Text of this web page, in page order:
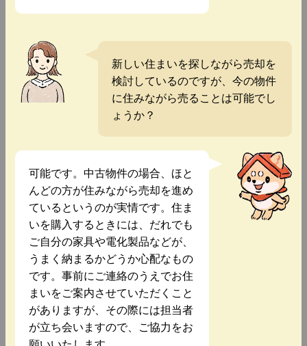
新しい住まいを探しながら売却を
検討しているのですが、今の物件
に住みながら売ることは可能でし
ょうか？
可能です。中古物件の場合、ほと
んどの方が住みながら売却を進め
ているというのが実情です。住ま
いを購入するときには、だれでも
ご自分の家具や電化製品などが、
うまく納まるかどうか心配なもの
です。事前にご連絡のうえでお住
まいをご案内させていただくこと
がありますが、その際には担当者
が立ち会いますので、ご協力をお